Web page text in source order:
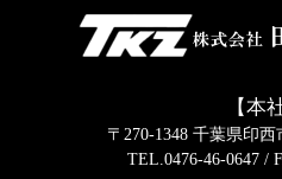
【本
〒270-1348 千葉県印
TEL.0476-46-0647 /